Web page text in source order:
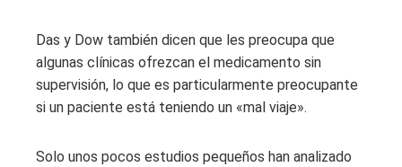
Das y Dow también dicen que les preocupa que
algunas clínicas ofrezcan el medicamento sin
supervisión, lo que es particularmente preocupante
si un paciente está teniendo un «mal viaje».
Solo unos pocos estudios pequeños han analizado